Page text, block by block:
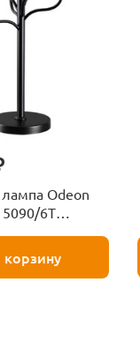
Odeon
5090/6T
корзину